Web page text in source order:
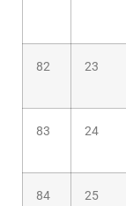
82 23
83 24
84 25